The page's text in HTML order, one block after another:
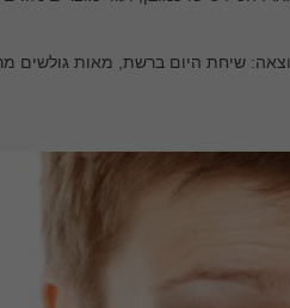
שיחת היום ברשת, מאות גולשים